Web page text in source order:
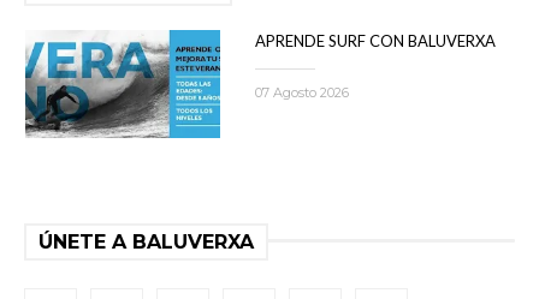
APRENDE SURF CON BALUVERXA
07 Agosto 2026
ÚNETE A BALUVERXA